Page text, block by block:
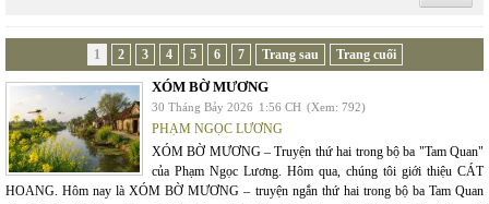
1 2 3 4 5 6 7 Trang sau Trang cuối
XÓM BỜ MƯƠNG
30 Tháng Bảy 2026 1:56 CH (Xem: 792)
PHẠM NGỌC LƯƠNG
XÓM BỜ MƯƠNG – Truyện thứ hai trong bộ ba "Tam Quan"
của Phạm Ngọc Lương. Hôm qua, chúng tôi giới thiệu CÁT
HOANG. Hôm nay là XÓM BỜ MƯƠNG – truyện ngắn thứ hai trong bộ ba Tam Quan